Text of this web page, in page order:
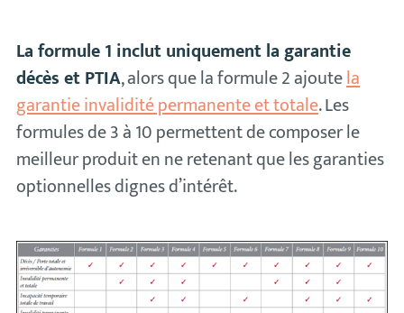
La formule 1 inclut uniquement la garantie
décès et PTIA, alors que la formule 2 ajoutela
garantie invalidité permanente et totale. Les
formules de 3 à 10 permettent de composer le
meilleur produit en ne retenant que les garanties
optionnelles dignes d’intérêt.